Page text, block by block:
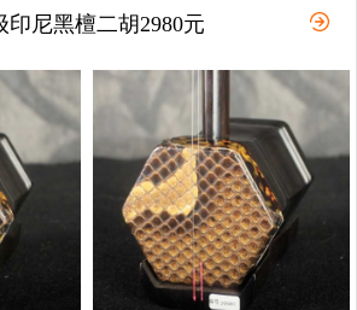
尼黑檀二胡2980元